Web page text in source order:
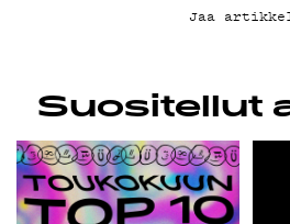
KIRJAUDU SISÄÄN
Jaa
Suositellut